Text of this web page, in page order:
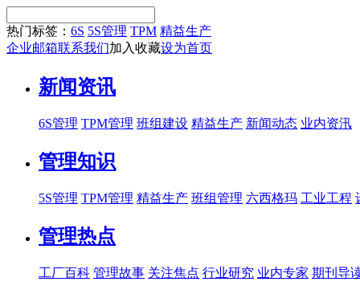
热门标签： 6S 5S管理 TPM 精益生产
企业邮箱联系我们加入收藏设为首页
新闻资讯
6S管理 TPM管理 班组建设 精益生产 新闻动态 业内资汛
管理知识
5S管理 TPM管理 精益生产 班组管理 六西格玛 工业工程
管理热点
工厂百科 管理故事 关注焦点 行业研究 业内专家 期刊导